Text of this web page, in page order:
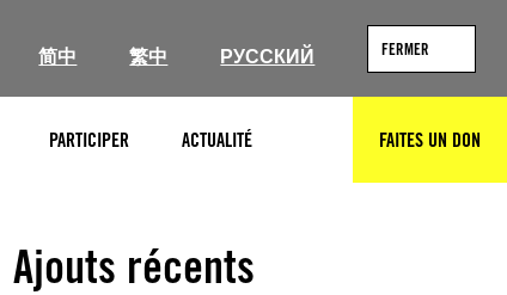
简中 繁中 РУССКИЙ FERMER
PARTICIPER ACTUALITÉ RECHERCHERFAITES UN DON
Ajouts récents